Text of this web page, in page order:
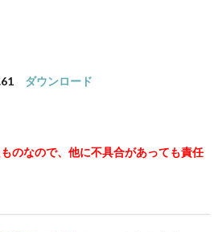
ダウンロード
のなので、他に不具合があっても責任